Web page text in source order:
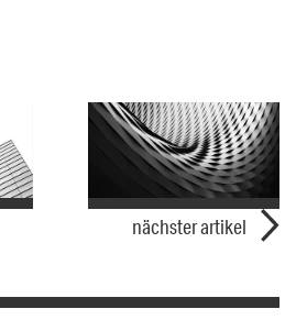
nächster artikel